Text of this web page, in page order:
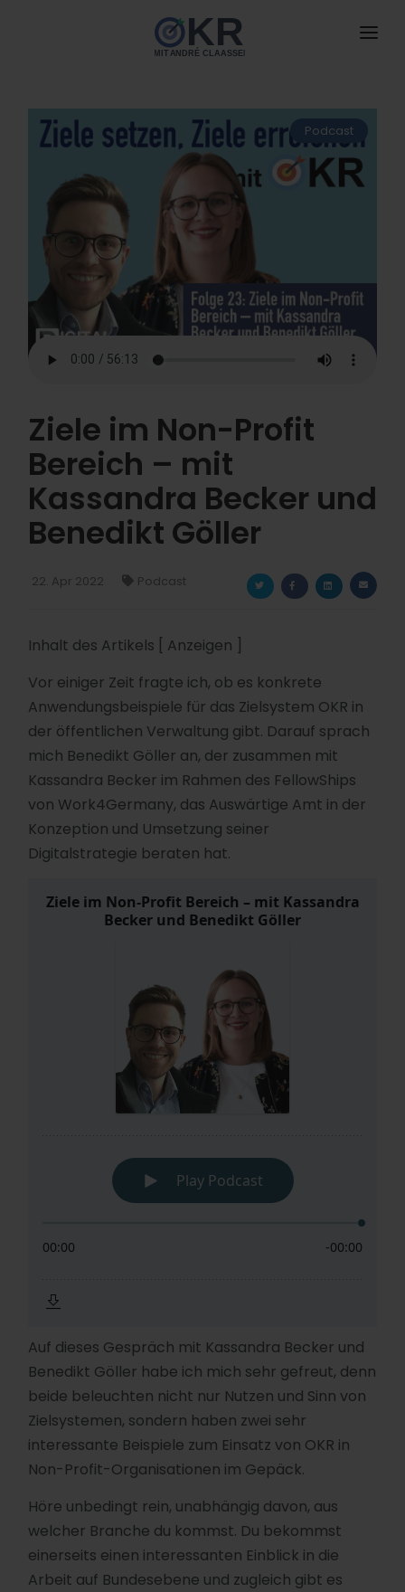
ANGEBOTE
DAS IST OKR
MIT MIR ARBEITEN
DOWNLOADS
PODCAST
Podcast
Ziele im Non-Profit
Bereich – mit
Kassandra Becker und
Benedikt Göller
22. Apr 2022 Podcast
Inhalt des Artikels
[ Anzeigen ]
Vor einiger Zeit fragte ich, ob es konkrete
Anwendungsbeispiele für das Zielsystem OKR in
der öffentlichen Verwaltung gibt. Darauf sprach
mich Benedikt Göller an, der zusammen mit
Kassandra Becker im Rahmen des FellowShips
von Work4Germany, das Auswärtige Amt in der
Konzeption und Umsetzung seiner
Digitalstrategie beraten hat.
Auf dieses Gespräch mit Kassandra Becker und
Benedikt Göller habe ich mich sehr gefreut, denn
beide beleuchten nicht nur Nutzen und Sinn von
Zielsystemen, sondern haben zwei sehr
interessante Beispiele zum Einsatz von OKR in
Non-Profit-Organisationen im Gepäck.
Höre unbedingt rein, unabhängig davon, aus
welcher Branche du kommst. Du bekommst
einerseits einen interessanten Einblick in die
Arbeit auf Bundesebene und zugleich gibt es